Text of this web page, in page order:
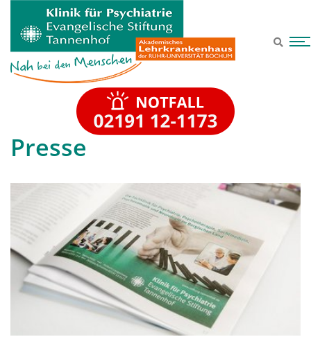
Zum Hauptinhalt springen
Presse